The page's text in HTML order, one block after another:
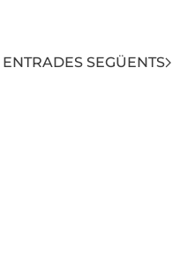
ENTRADES SEGÜENTS